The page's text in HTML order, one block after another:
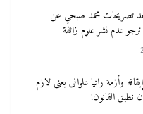
تصريحات محمد صبحي عن
عدم نشر علوم زائفة
وأزمة رانيا علوانى يعنى لازم
نطبق القانون!